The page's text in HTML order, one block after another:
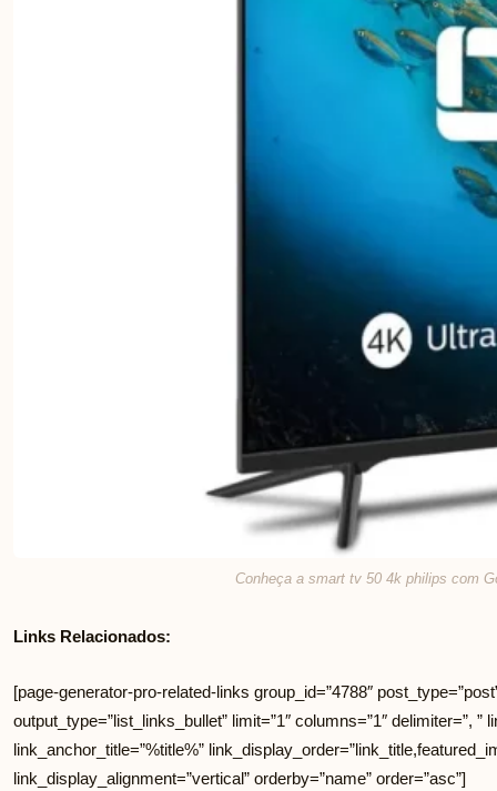
Conheça a smart tv 50 4k philips com
Links Relacionados:
[page-generator-pro-related-links group_id=”4788″
output_type=”list_links_bullet” limit=”1″ columns=”1″ delimiter=”, ”
link_anchor_title=”%title%”
link_display_alignment=”vertical” orderby=”name” order=”asc”]